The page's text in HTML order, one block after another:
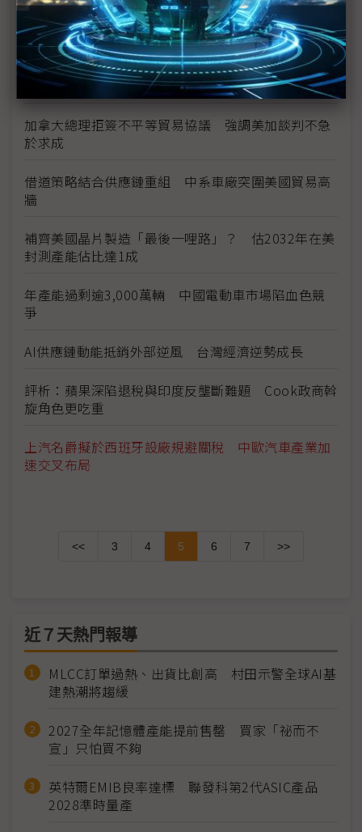
供不應求與運輸成本推升 福特六和預告26年式美製
車價格調漲
美系政策擾動、中系產能過剩 全球車市結構性風險
升溫
加拿大總理拒簽不平等貿易協議 強調美加談判不急
於求成
借道策略結合供應鏈重組 中系車廠突圍美國貿易高
牆
補齊美國晶片製造「最後一哩路」？ 估2032年在美
封測產能佔比達1成
年產能過剩逾3,000萬輛 中國電動車市場陷血色競
爭
AI供應鏈動能抵銷外部逆風 台灣經濟逆勢成長
評析：蘋果深陷退稅與印度反壟斷難題 Cook政商斡
旋角色更吃重
上汽名爵擬於西班牙設廠規避關稅 中歐汽車產業加
速交叉布局
<< 3 4 5 6 7 >>
近７天熱門報導
MLCC訂單過熱、出貨比創高 村田示警全球AI基
建熱潮將趨緩
2027全年記憶體產能提前售罄 買家「祕而不
宣」只怕買不夠
英特爾EMIB良率達標 聯發科第2代ASIC產品
2028準時量產